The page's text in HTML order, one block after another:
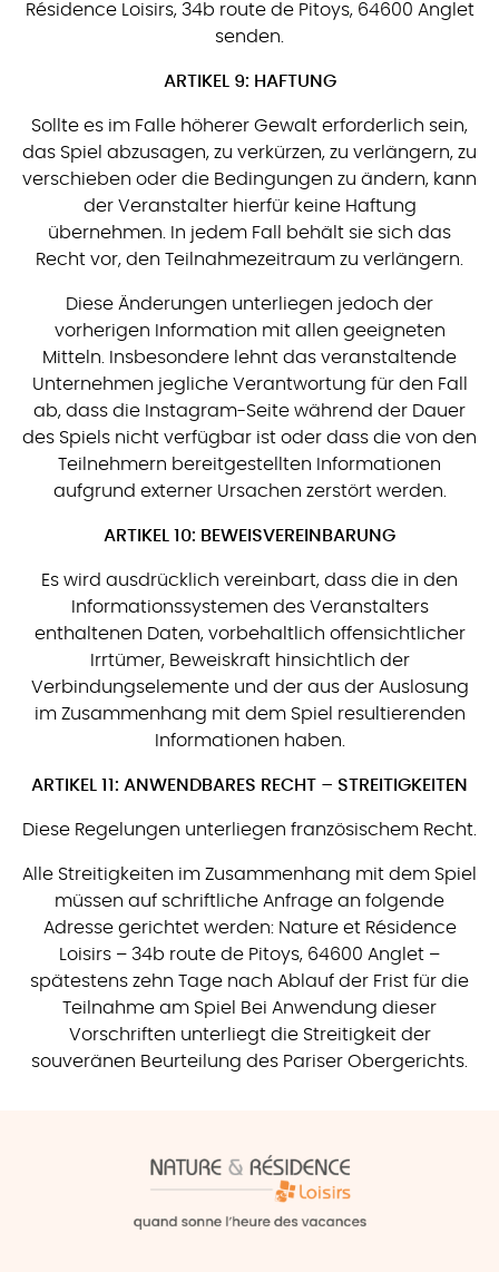
Résidence Loisirs, 34b route de Pitoys, 64600 Anglet
senden.
ARTIKEL 9: HAFTUNG
Sollte es im Falle höherer Gewalt erforderlich sein,
das Spiel abzusagen, zu verkürzen, zu verlängern, zu
verschieben oder die Bedingungen zu ändern, kann
der Veranstalter hierfür keine Haftung
übernehmen. In jedem Fall behält sie sich das
Recht vor, den Teilnahmezeitraum zu verlängern.
Diese Änderungen unterliegen jedoch der
vorherigen Information mit allen geeigneten
Mitteln. Insbesondere lehnt das veranstaltende
Unternehmen jegliche Verantwortung für den Fall
ab, dass die Instagram-Seite während der Dauer
des Spiels nicht verfügbar ist oder dass die von den
Teilnehmern bereitgestellten Informationen
aufgrund externer Ursachen zerstört werden.
ARTIKEL 10: BEWEISVEREINBARUNG
Es wird ausdrücklich vereinbart, dass die in den
Informationssystemen des Veranstalters
enthaltenen Daten, vorbehaltlich offensichtlicher
Irrtümer, Beweiskraft hinsichtlich der
Verbindungselemente und der aus der Auslosung
im Zusammenhang mit dem Spiel resultierenden
Informationen haben.
ARTIKEL 11: ANWENDBARES RECHT – STREITIGKEITEN
Diese Regelungen unterliegen französischem Recht.
Alle Streitigkeiten im Zusammenhang mit dem Spiel
müssen auf schriftliche Anfrage an folgende
Adresse gerichtet werden: Nature et Résidence
Loisirs – 34b route de Pitoys, 64600 Anglet –
spätestens zehn Tage nach Ablauf der Frist für die
Teilnahme am Spiel Bei Anwendung dieser
Vorschriften unterliegt die Streitigkeit der
souveränen Beurteilung des Pariser Obergerichts.